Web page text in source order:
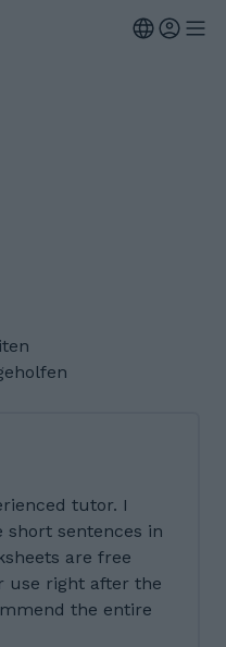
tutor. I
short sentences in
are free
use right after the
the entire